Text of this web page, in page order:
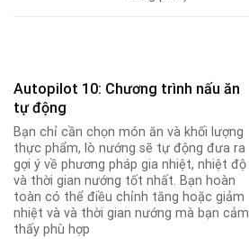
Autopilot 10: Chương trình nấu ăn
tự động
Bạn chỉ cần chọn món ăn và khối lượng
thực phẩm, lò nướng sẽ tự động đưa ra
gợi ý về phương pháp gia nhiệt, nhiệt độ
và thời gian nướng tốt nhất. Bạn hoàn
toàn có thể điều chỉnh tăng hoặc giảm
nhiệt và và thời gian nướng mà bạn cảm
thấy phù hợp